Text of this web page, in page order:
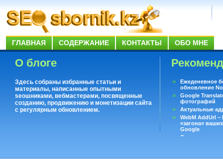
ГЛАВНАЯ СОДЕРЖАНИЕ КОНТАКТЫ ОБО МНЕ
О блоге
Здесь собраны избранные статьи и
материалы, написанные опытными
seoшниками, вебмастерами, посвященные
созданию, продвижению и монетизации сайта
с регулярным обновлением.
Ежеденевное
обновление
Google
фотографий
Актуальные
WebM AddUrl
«загона»
Google
Существует